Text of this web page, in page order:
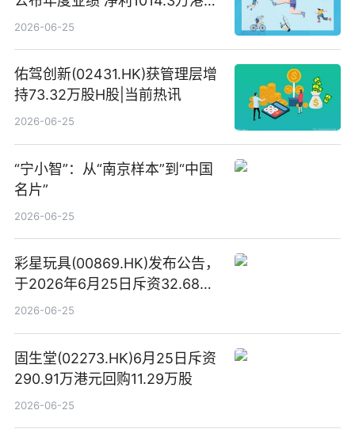
同比扭亏为盈
2026-06-25
佑驾创新(02431.HK)获管理层增
持73.32万股H股|当前热讯
2026-06-25
“宁小智”：从“南京样本”到“中国
名片”
2026-06-25
彩星玩具(00869.HK)发布公告，
于2026年6月25日斥资32.68万
港元回购68.4万股|焦点速讯
2026-06-25
固生堂(02273.HK)6月25日斥资
290.91万港元回购11.29万股
2026-06-25